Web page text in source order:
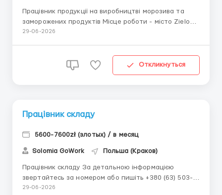
Працівник продукції на виробництві морозива та
заморожених продуктів Місце роботи - місто Zielona
Góra Оформлення - місто Zielona Góra Ставка: 31,40
29-06-2026
Откликнуться
Працівник складу
5600-7600zł (злотых) / в месяц
Solomia GoWork Польша (Краков)
Працівник складу За детальною інформацією
звертайтесь за номером або пишіть +380 (63) 503-
22-82 (Соломія) Viber Telegram Місце роботи: Kraków,
29-06-2026